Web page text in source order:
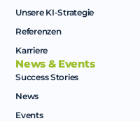
Unsere KI-Strategie
Referenzen
Karriere
News & Events
Success Stories
News
Events